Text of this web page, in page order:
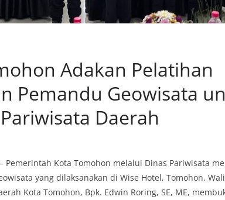
Adakan Pelatihan
Pemandu Geowisata
Daerah
Pemerintah Kota Tomohon melalui Dinas Pariwisata
yang dilaksanakan di Wise Hotel, Tomohon.
Kota Tomohon, Bpk. Edwin Roring, SE, ME,